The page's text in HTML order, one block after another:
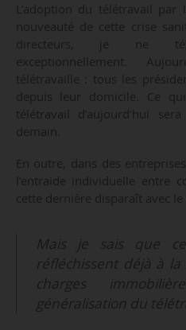
L’adoption du télétravail par
nouveauté de cette crise
directeurs, je ne
exceptionnellement.
télétravaille : tous les
depuis leur domicile. Ce
télétravail d’aujourd’hui
demain.
En outre, dans des
l’entraide individuelle entre
cette dernière disparaît avec le
Mais je sais que
réfléchissent déjà à
charges
généralisation du